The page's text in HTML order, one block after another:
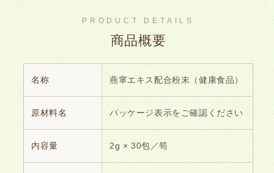
PRODUCT DETAILS
商品概要
名称 燕窧エキス配合粉末（健康食品）
原材料名 パッケージ表示をご確認ください
内容量 2g × 30包／笱